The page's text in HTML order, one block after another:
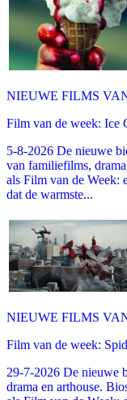
NIEUWE FILMS
Film van de week: Ice
5-8-2026 De nieuwe
van familiefilms,
als Film van de Week:
dat de warmste...
NIEUWE FILMS
Film van de week:
29-7-2026 De nieuwe
drama en arthouse.